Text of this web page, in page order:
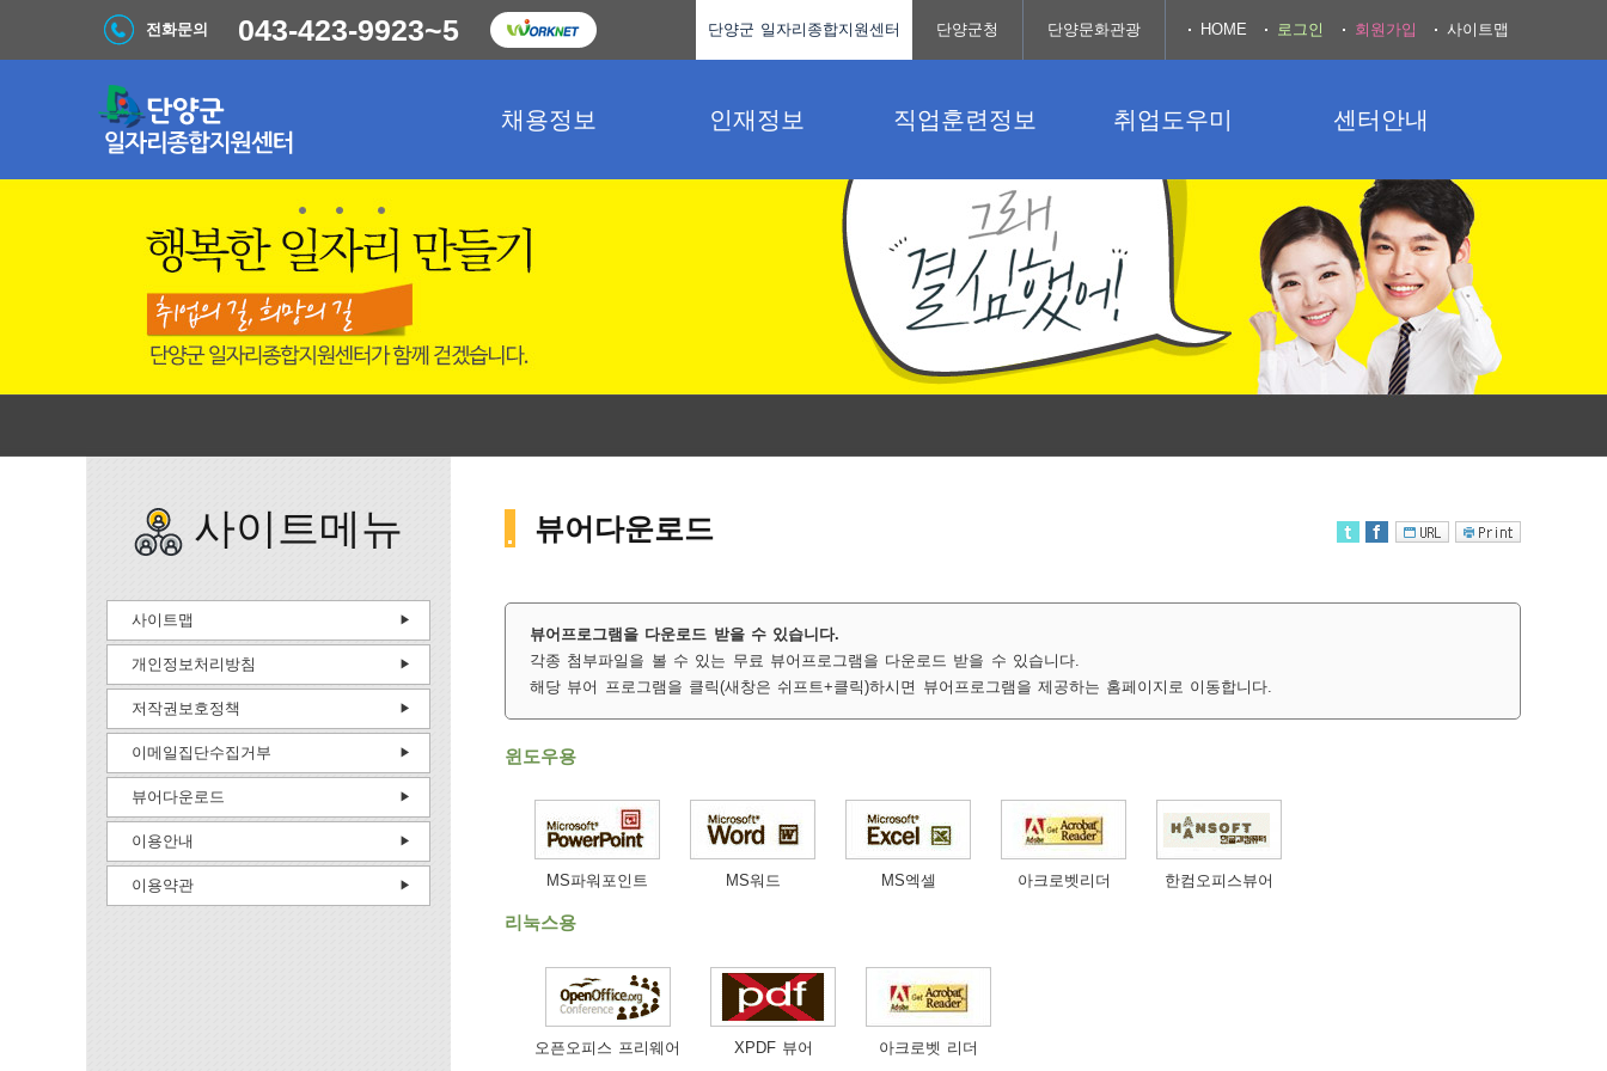
채용정보 인재정보 직업훈련정보 취업도우미 센터안내
전화문의 043-423-9923~5 단양군 일자리종합지원센터 단양군청 단양문화관광 HOME 로그인 회원가입 사이트맵
뷰어다운로드
뷰어프로그램을 다운로드 받을 수 있습니다.
각종 첨부파일을 볼 수 있는 무료 뷰어프로그램을 다운로드 받을 수 있습니다.
해당 뷰어 프로그램을 클릭(새창은 쉬프트+클릭)하시면 뷰어프로그램을 제공하는 홈페이지로 이동합니다.
윈도우용
MS파워포인트 MS워드 MS엑셀 아크로벳리더 한컴오피스뷰어
리눅스용
오픈오피스 프리웨어 XPDF 뷰어 아크로벳 리더
사이트메뉴
사이트맵
개인정보처리방침
저작권보호정책
이메일집단수집거부
뷰어다운로드
이용안내
이용약관